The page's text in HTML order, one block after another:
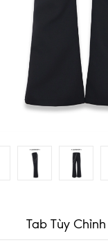
Tab Tùy Chỉnh